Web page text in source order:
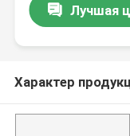
Лучшая
Характер